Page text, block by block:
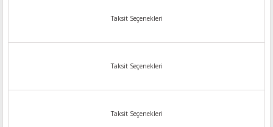
Taksit Seçenekleri
Taksit Seçenekleri
Taksit Seçenekleri